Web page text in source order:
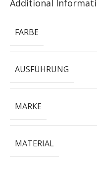
Additional
FARBE
AUSFÜHRUNG
MARKE
MATERIAL